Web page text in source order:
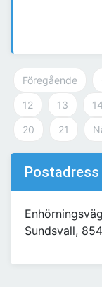
Föregående
12 13 14
20 21
Postadress
Sundsvall,